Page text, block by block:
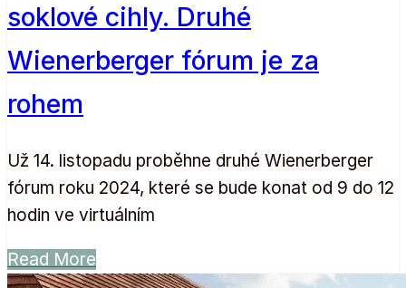
soklové cihly. Druhé
Wienerberger fórum je za
rohem
Už 14. listopadu proběhne druhé Wienerberger
fórum roku 2024, které se bude konat od 9 do 12
hodin ve virtuálním
Read More